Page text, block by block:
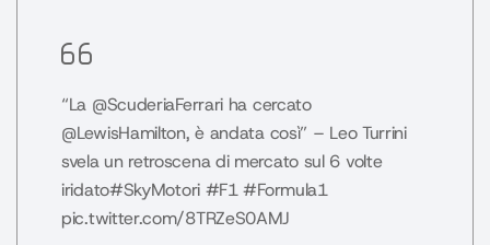
“La @ScuderiaFerrari ha cercato
@LewisHamilton, è andata così” – Leo Turrini
svela un retroscena di mercato sul 6 volte
iridato#SkyMotori #F1 #Formula1
pic.twitter.com/8TRZeS0AMJ